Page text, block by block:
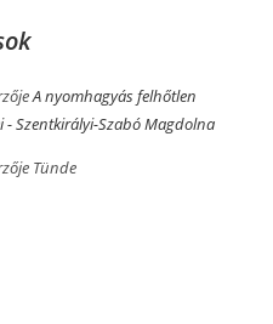
A nyomhagyás felhőtlen
- Szentkirályi-Szabó Magdolna
Tünde